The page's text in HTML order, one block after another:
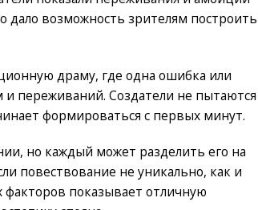
дало возможность зрителям построить
драму, где одна ошибка или
переживаний. Создатели не пытаются
формироваться с первых минут.
но каждый может разделить его на
повествование не уникально, как и
показывает отличную